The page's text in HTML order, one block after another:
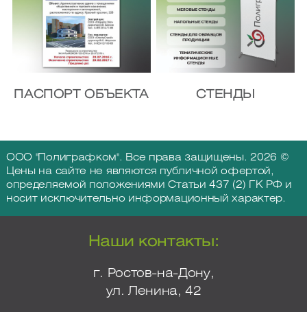
ПАСПОРТ ОБЪЕКТА СТЕНДЫ
ООО "Полиграфком". Все права защищены. 2026 ©
Цены на сайте не являются публичной офертой,
определяемой положениями Статьи 437 (2) ГК РФ и
носит исключительно информационный характер.
Наши контакты:
г. Ростов-на-Дону,
ул. Ленина, 42